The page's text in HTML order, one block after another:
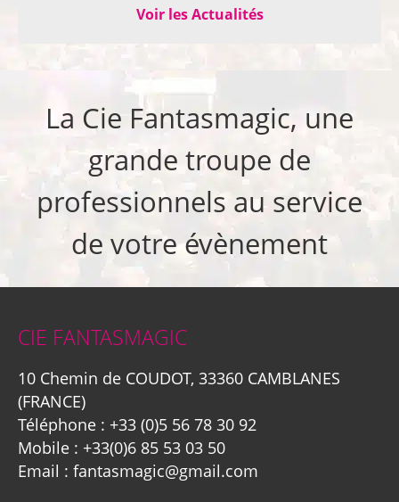
Voir les Actualités
La Cie Fantasmagic, une
grande troupe de
professionnels au service
de votre évènement
CIE FANTASMAGIC
10 Chemin de COUDOT, 33360 CAMBLANES
(FRANCE)
Téléphone : +33 (0)5 56 78 30 92
Mobile : +33(0)6 85 53 03 50
Email : fantasmagic@gmail.com